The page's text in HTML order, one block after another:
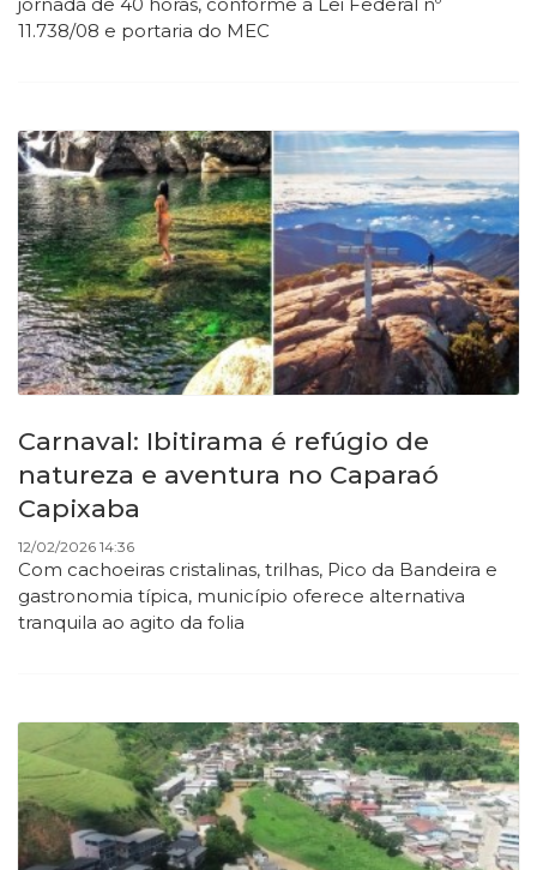
11.738/08 e portaria do MEC
Carnaval: Ibitirama é refúgio de
natureza e aventura no Caparaó
Capixaba
12/02/2026 14:36
Com cachoeiras cristalinas, trilhas, Pico da Bandeira e
gastronomia típica, município oferece alternativa
tranquila ao agito da folia